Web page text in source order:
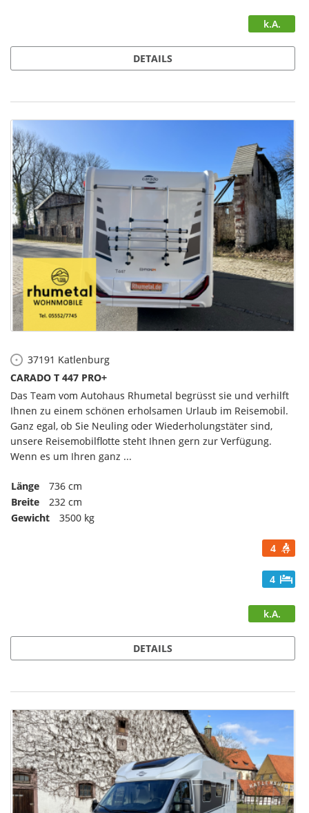
k.A.
DETAILS
37191 Katlenburg
CARADO T 447 PRO+
Das Team vom Autohaus Rhumetal begrüsst sie und verhilft
Ihnen zu einem schönen erholsamen Urlaub im Reisemobil.
Ganz egal, ob Sie Neuling oder Wiederholungstäter sind,
unsere Reisemobilflotte steht Ihnen gern zur Verfügung.
Wenn es um Ihren ganz ...
Länge
736 cm
Breite
232 cm
Gewicht
3500 kg
4
4
k.A.
DETAILS